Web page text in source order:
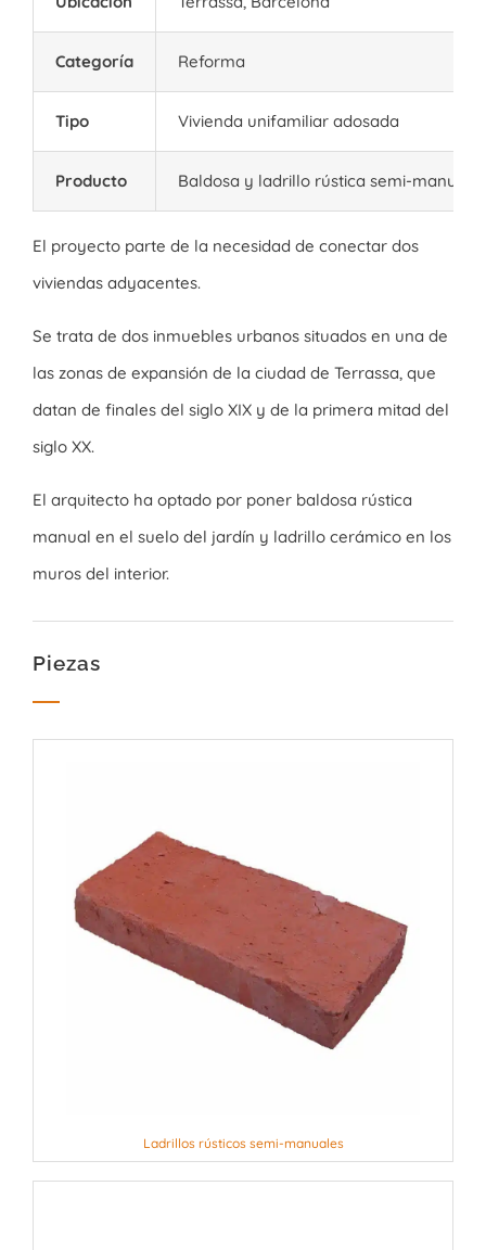
Categoría Reforma
Tipo Vivienda unifamiliar adosada
Producto Baldosa y ladrillo rústica semi-manual
El proyecto parte de la necesidad de conectar dos
viviendas adyacentes.
Se trata de dos inmuebles urbanos situados en una de
las zonas de expansión de la ciudad de Terrassa, que
datan de finales del siglo XIX y de la primera mitad del
siglo XX.
El arquitecto ha optado por poner baldosa rústica
manual en el suelo del jardín y ladrillo cerámico en los
muros del interior.
Piezas
Ladrillos rústicos semi-manuales